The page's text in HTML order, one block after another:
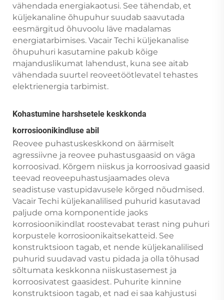
vähendada energiakaotusi. See tähendab, et
küljekanaline õhupuhur suudab saavutada
eesmärgitud õhuvoolu läve madalamas
energiatarbimises. Vacair Techi küljekanalise
õhupuhuri kasutamine pakub kõige
majanduslikumat lahendust, kuna see aitab
vähendada suurtel reoveetöötlevatel tehastes
elektrienergia tarbimist.
Kohastumine harshsetele keskkonda
korrosioonikindluse abil
Reovee puhastuskeskkond on äärmiselt
agressiivne ja reovee puhastusgaasid on väga
korroosivad. Kõrgem niiskus ja korroosivad gaasid
teevad reoveepuhastusjaamades oleva
seadistuse vastupidavusele kõrged nõudmised.
Vacair Techi küljekanalilised puhurid kasutavad
paljude oma komponentide jaoks
korrosioonikindlat roostevabat terast ning puhuri
korpustele korrosioonikaitsekatteid. See
konstruktsioon tagab, et nende küljekanalilised
puhurid suudavad vastu pidada ja olla tõhusad
sõltumata keskkonna niiskustasemest ja
korroosivatest gaasidest. Puhurite kinnine
konstruktsioon tagab, et nad ei saa kahjustusi